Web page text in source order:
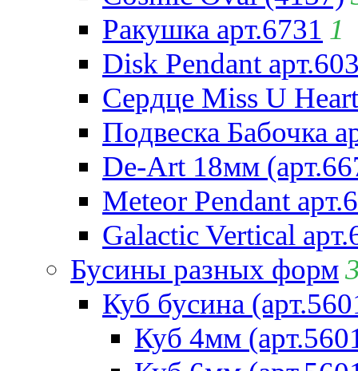
Ракушка арт.6731 1
Disk Pendant
Сердце Miss U
Подвеска Бабочка
De-Art 18мм
Meteor Pendant
Galactic Vertical
Бусины разных форм
Куб бусина
Куб 4мм